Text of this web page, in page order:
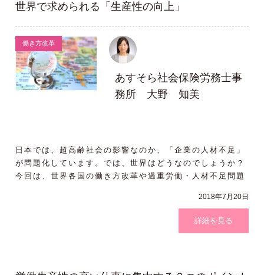
世界で求められる「生産性の向上」
働き方改革
あすそら社会保険労務士事
務所 大野 知美
日本では、超高齢社会の影響なのか、「企業の人材不足」
が問題化しています。では、世界はどうなのでしょうか？
今回は、世界各国の働き方改革や過重労働・人材不足問題
2018年7月20日
詳細を見る